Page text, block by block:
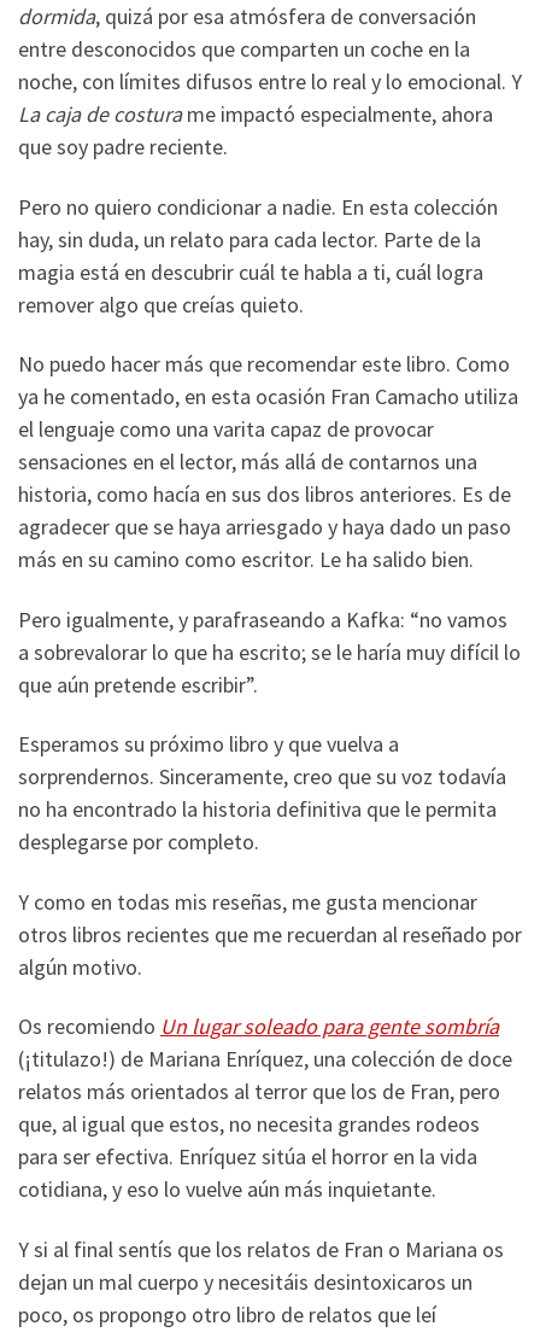
dormida, quizá por esa atmósfera de conversación
entre desconocidos que comparten un coche en la
noche, con límites difusos entre lo real y lo emocional. Y
La caja de costurame impactó especialmente, ahora
que soy padre reciente.
Pero no quiero condicionar a nadie. En esta colección
hay, sin duda, un relato para cada lector. Parte de la
magia está en descubrir cuál te habla a ti, cuál logra
remover algo que creías quieto.
No puedo hacer más que recomendar este libro. Como
ya he comentado, en esta ocasión Fran Camacho utiliza
el lenguaje como una varita capaz de provocar
sensaciones en el lector, más allá de contarnos una
historia, como hacía en sus dos libros anteriores. Es de
agradecer que se haya arriesgado y haya dado un paso
más en su camino como escritor. Le ha salido bien.
Pero igualmente, y parafraseando a Kafka: “no vamos
a sobrevalorar lo que ha escrito; se le haría muy difícil lo
que aún pretende escribir”.
Esperamos su próximo libro y que vuelva a
sorprendernos. Sinceramente, creo que su voz todavía
no ha encontrado la historia definitiva que le permita
desplegarse por completo.
Y como en todas mis reseñas, me gusta mencionar
otros libros recientes que me recuerdan al reseñado por
algún motivo.
Os recomiendo Un lugar soleado para gente sombría
(¡titulazo!) de Mariana Enríquez, una colección de doce
relatos más orientados al terror que los de Fran, pero
que, al igual que estos, no necesita grandes rodeos
para ser efectiva. Enríquez sitúa el horror en la vida
cotidiana, y eso lo vuelve aún más inquietante.
Y si al final sentís que los relatos de Fran o Mariana os
dejan un mal cuerpo y necesitáis desintoxicaros un
poco, os propongo otro libro de relatos que leí